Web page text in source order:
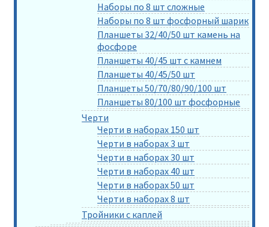
Наборы по 8 шт сложные
Наборы по 8 шт фосфорный шарик
Планшеты 32/40/50 шт камень на
фосфоре
Планшеты 40/45 шт с камнем
Планшеты 40/45/50 шт
Планшеты 50/70/80/90/100 шт
Планшеты 80/100 шт фосфорные
Черти
Черти в наборах 150 шт
Черти в наборах 3 шт
Черти в наборах 30 шт
Черти в наборах 40 шт
Черти в наборах 50 шт
Черти в наборах 8 шт
Тройники с каплей